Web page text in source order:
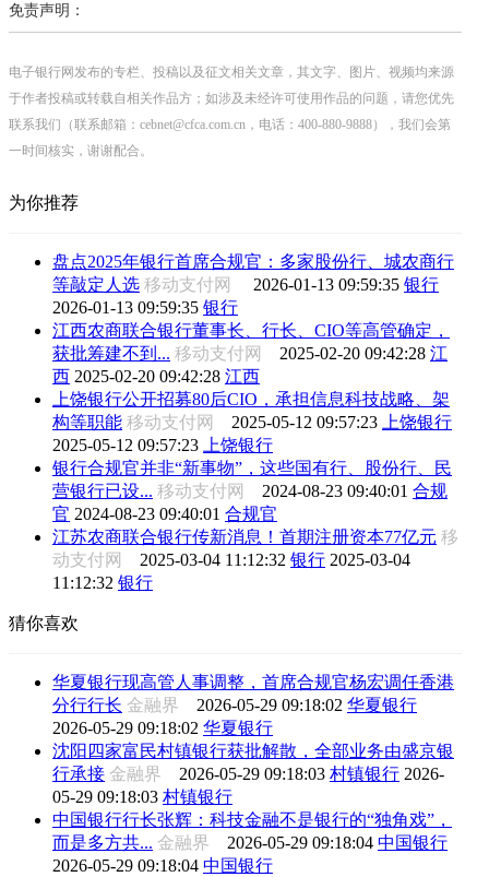
免责声明：
电子银行网发布的专栏、投稿以及征文相关文章，其文字、图片、视频均来源
于作者投稿或转载自相关作品方；如涉及未经许可使用作品的问题，请您优先
联系我们（联系邮箱：cebnet@cfca.com.cn，电话：400-880-9888），我们会第
一时间核实，谢谢配合。
为你推荐
盘点2025年银行首席合规官：多家股份行、城农商行
等敲定人选 移动支付网 2026-01-13 09:59:35 银行
2026-01-13 09:59:35 银行
江西农商联合银行董事长、行长、CIO等高管确定，
获批筹建不到... 移动支付网 2025-02-20 09:42:28 江
西 2025-02-20 09:42:28 江西
上饶银行公开招募80后CIO，承担信息科技战略、架
构等职能 移动支付网 2025-05-12 09:57:23
上饶银行
2025-05-12 09:57:23
上饶银行
银行合规官并非“新事物”，这些国有行、股份行、民
营银行已设... 移动支付网 2024-08-23 09:40:01 合规
官 2024-08-23 09:40:01 合规官
江苏农商联合银行传新消息！首期注册资本77亿元 移
动支付网 2025-03-04 11:12:32 银行 2025-03-04
11:12:32 银行
猜你喜欢
华夏银行现高管人事调整，首席合规官杨宏调任香港
分行行长 金融界 2026-05-29 09:18:02 华夏银行
2026-05-29 09:18:02 华夏银行
沈阳四家富民村镇银行获批解散，全部业务由盛京银
行承接 金融界 2026-05-29 09:18:03 村镇银行 2026-
05-29 09:18:03 村镇银行
中国银行行长张辉：科技金融不是银行的“独角戏”，
而是多方共... 金融界 2026-05-29 09:18:04 中国银行
2026-05-29 09:18:04 中国银行